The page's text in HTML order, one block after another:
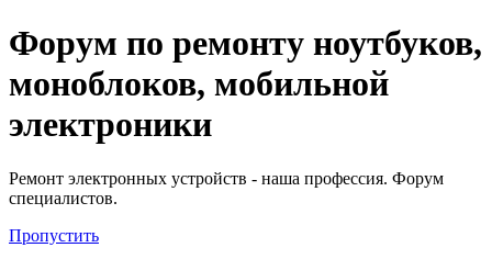
Регистрация
Форум по ремонту ноутбуков,
моноблоков, мобильной
электроники
Ремонт электронных устройств - наша профессия. Форум
специалистов.
Пропустить